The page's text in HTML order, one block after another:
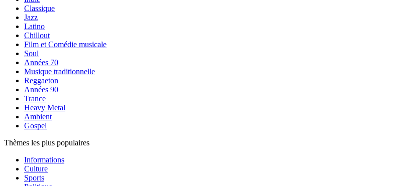
Classique
Jazz
Latino
Chillout
Film et Comédie musicale
Soul
Années 70
Musique traditionnelle
Reggaeton
Années 90
Trance
Heavy Metal
Ambient
Gospel
Thèmes les plus populaires
Informations
Culture
Sports